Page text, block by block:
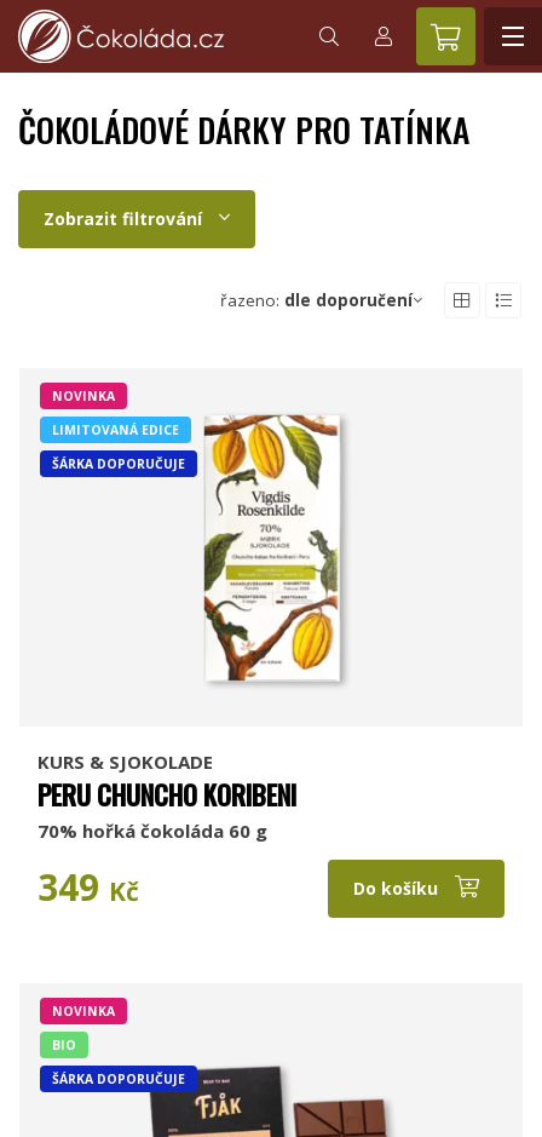
ČOKOLÁDOVÉ DÁRKY PRO TATÍNKA
Zobrazit filtrování
řazeno: dle doporučení
NOVINKA
LIMITOVANÁ EDICE
ŠÁRKA DOPORUČUJE
KURS & SJOKOLADE
PERU CHUNCHO KORIBENI
70% hořká čokoláda 60 g
349 Kč Do košíku
NOVINKA
BIO
ŠÁRKA DOPORUČUJE